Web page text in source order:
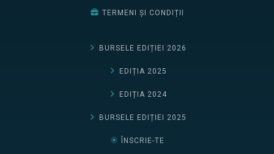
TERMENI ȘI CONDIȚII
BURSELE EDIȚIEI 2026
EDIȚIA 2025
EDIȚIA 2024
BURSELE EDIȚIEI 2025
ÎNSCRIE-TE